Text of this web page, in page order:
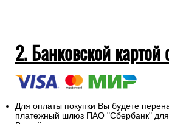
2. Банковской
Для оплаты покупки Вы будете
платежный шлюз ПАО "Сбербанк" для